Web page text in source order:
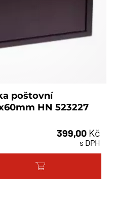
poštovní
HN 523227
399,00 Kč
s DPH